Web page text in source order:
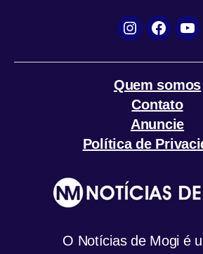
Instagram
Quem somos
Contato
Anuncie
Política de
O Notícias de Mogi é